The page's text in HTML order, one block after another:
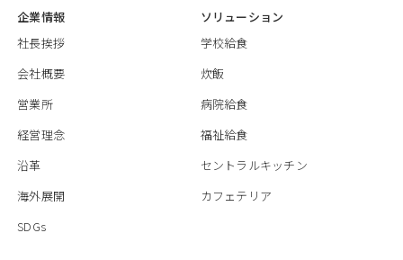
企業情報
社長挨拶
会社概要
営業所
経営理念
沿革
海外展開
SDGs
ソリューション
学校給食
炊飯
病院給食
福祉給食
セントラルキッチン
カフェテリア